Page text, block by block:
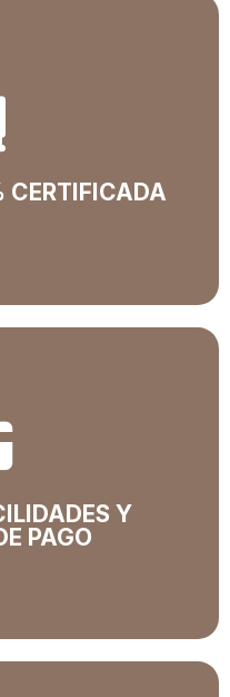
duración
mejora la calidad de
CERTIFICADA
Cerificada
cumple con
Y
PAGO